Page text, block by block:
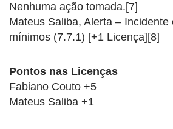
Nenhuma ação tomada.[7]
Mateus Saliba, Alerta –
mínimos (7.7.1) [+1 Licença][8]
Pontos nas Licenças
Fabiano Couto +5
Mateus Saliba +1